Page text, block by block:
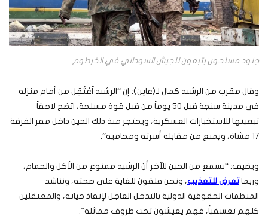
جنود مسلحون يتبعون للجيش السوداني في الخرطوم
وقال مقرب من الرشيد كمال لـ(عاين): إن “الرشيد اُعْتُقِل من أمام منزله
في مدينة سنجة قبل 50 يوماً من قبل قوة مسلحة، اتضح لاحقاً
تبعيتها للاستخبارات العسكرية، ويحتجز منذ ذلك الحين داخل مقر الفرقة
17 مشاة، ويمنع من مقابلة أسرته ومحاميه”.
ويضيف: “نسمع من الحين للآخر أن الرشيد ممنوع من الأكل والحمام،
وربماتعرض للتعذيب، ونحن قلقون للغاية على صحته، ونناشد
المنظمات الحقوقية الدولية بالتدخل العاجل لإنقاذ حياته، والمعتقلين
كلهم تعسفياً، فهم يعيشون تحت ظروف مماثلة”.